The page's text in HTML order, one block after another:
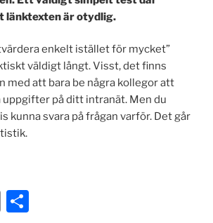
länktexten är otydlig.
enkelt istället för mycket”
väldigt långt. Visst, det finns
med att bara be några kollegor att
uppgifter på ditt intranät. Men du
kunna svara på frågan varför. Det går
E